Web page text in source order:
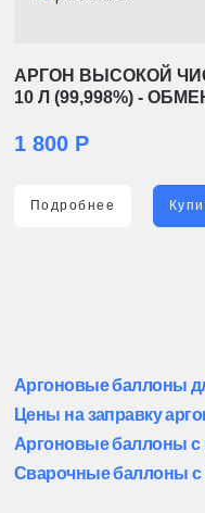
АРГОН ВЫСОКОЙ
10 Л (99,998%) -
1 800 Р
Подробнее
Аргоновые баллоны
Цены на заправку
Аргоновые баллоны с
Сварочные баллоны с